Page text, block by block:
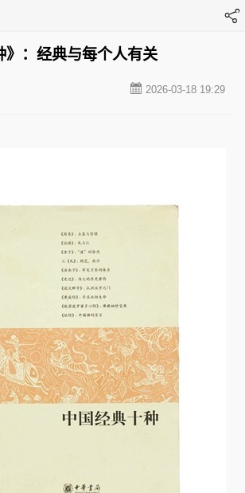
》：经典与每个人有关
2026-03-18 19:29